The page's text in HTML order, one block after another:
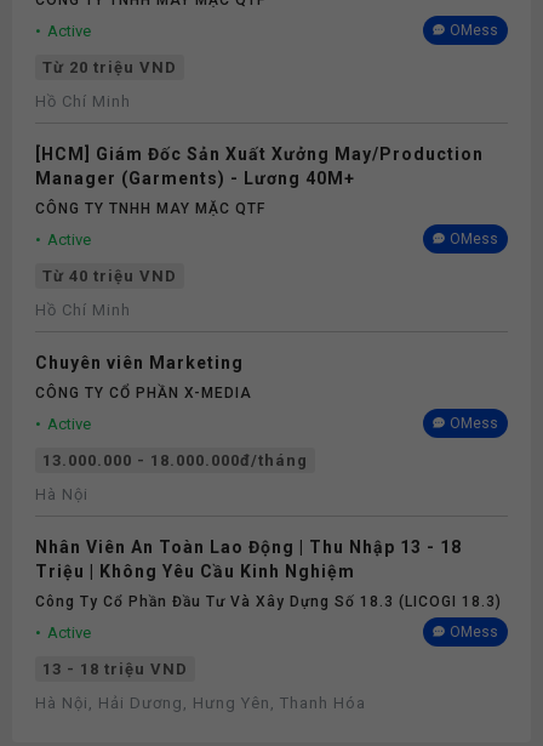
Active OMess
Từ 20 triệu VND
Hồ Chí Minh
[HCM] Giám Đốc Sản Xuất Xưởng May/Production
Manager (Garments) - Lương 40M+
CÔNG TY TNHH MAY MẶC QTF
Active OMess
Từ 40 triệu VND
Hồ Chí Minh
Chuyên viên Marketing
CÔNG TY CỔ PHẦN X-MEDIA
Active OMess
13.000.000 - 18.000.000đ/tháng
Hà Nội
Nhân Viên An Toàn Lao Động | Thu Nhập 13 - 18
Triệu | Không Yêu Cầu Kinh Nghiệm
Công Ty Cổ Phần Đầu Tư Và Xây Dựng Số 18.3 (LICOGI 18.3)
Active OMess
13 - 18 triệu VND
Hà Nội, Hải Dương, Hưng Yên, Thanh Hóa